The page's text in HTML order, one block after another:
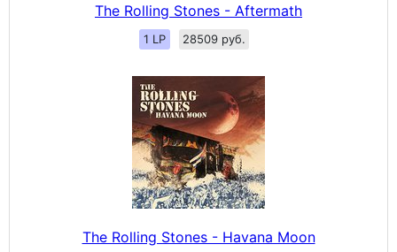
The Rolling Stones - Aftermath
1 LP 28509 руб.
The Rolling Stones - Havana Moon